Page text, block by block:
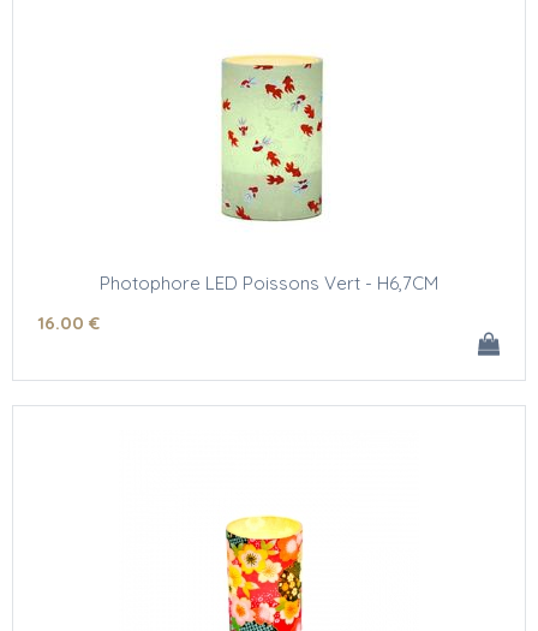
Photophore LED Poissons Vert - H6,7CM
16.00 €